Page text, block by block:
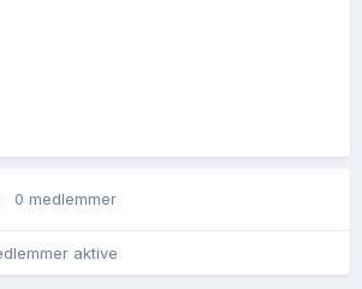
0 medlemmer
aktive